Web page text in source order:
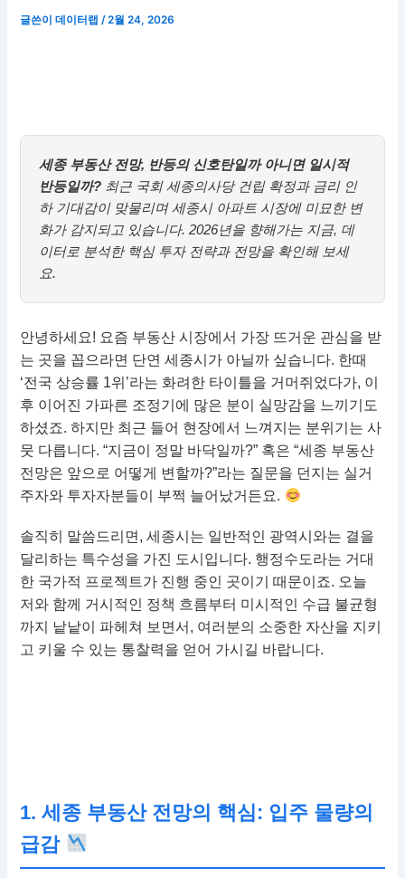
글쓴이데이터랩/2월 24, 2026
세종 부동산 전망, 반등의 신호탄일까 아니면 일시적
반등일까? 최근 국회 세종의사당 건립 확정과 금리 인
하 기대감이 맞물리며 세종시 아파트 시장에 미묘한 변
화가 감지되고 있습니다. 2026년을 향해가는 지금, 데
이터로 분석한 핵심 투자 전략과 전망을 확인해 보세
요.
안녕하세요! 요즘 부동산 시장에서 가장 뜨거운 관심을 받
는 곳을 꼽으라면 단연 세종시가 아닐까 싶습니다. 한때
‘전국 상승률 1위’라는 화려한 타이틀을 거머쥐었다가, 이
후 이어진 가파른 조정기에 많은 분이 실망감을 느끼기도
하셨죠. 하지만 최근 들어 현장에서 느껴지는 분위기는 사
뭇 다릅니다. “지금이 정말 바닥일까?” 혹은 “세종 부동산
전망은 앞으로 어떻게 변할까?”라는 질문을 던지는 실거
주자와 투자자분들이 부쩍 늘어났거든요.
솔직히 말씀드리면, 세종시는 일반적인 광역시와는 결을
달리하는 특수성을 가진 도시입니다. 행정수도라는 거대
한 국가적 프로젝트가 진행 중인 곳이기 때문이죠. 오늘
저와 함께 거시적인 정책 흐름부터 미시적인 수급 불균형
까지 낱낱이 파헤쳐 보면서, 여러분의 소중한 자산을 지키
고 키울 수 있는 통찰력을 얻어 가시길 바랍니다.
1. 세종 부동산 전망의 핵심: 입주 물량의
급감